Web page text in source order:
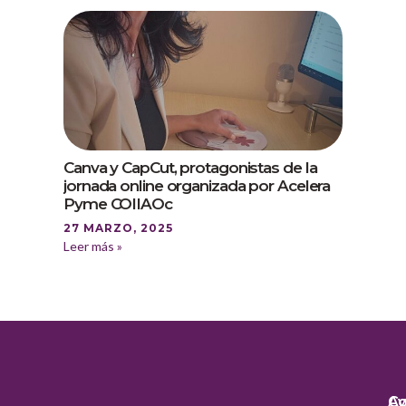
Canva y CapCut, protagonistas de la
jornada online organizada por Acelera
Pyme COIIAOc
27 MARZO, 2025
Leer más »